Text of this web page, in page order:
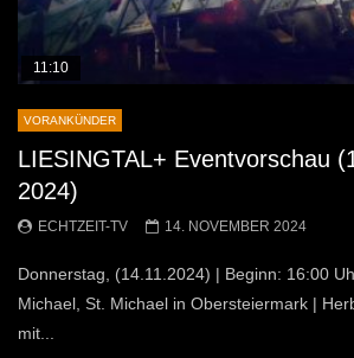
11:10
VORANKÜNDER
LIESINGTAL+ Eventvorschau
2024)
ECHTZEIT-TV 14. NOVEMBER 2024
Donnerstag, (14.11.2024) | Beginn: 16:00
Michael, St. Michael in Obersteiermark |
mit...